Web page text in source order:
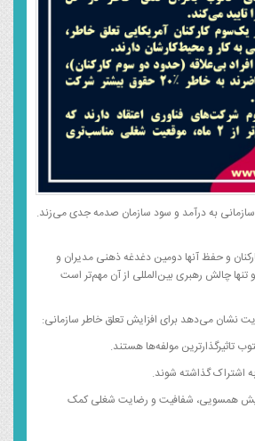
به درآمد و سود سازمان صدمه جدی می‌زند.
و حفظ آنها دومین دغدغه ذهنی مدیران و
چالش رهبری بین‌المللی از آن مهم‌تر است
نشان می‌دهد برای افزایش تعلق خاطر سازمانی:
تاثیرگذارترین مولفه‌ها هستند.
اشتراک گذاشته شوند.
همسویی، شفافیت و رضایت شغلی کمک